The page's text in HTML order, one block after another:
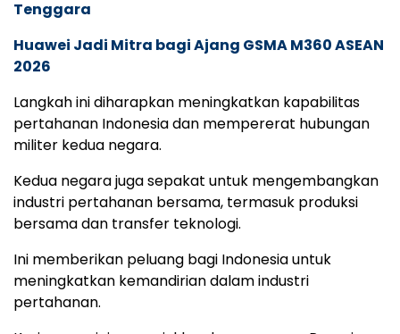
Tenggara
Huawei Jadi Mitra bagi Ajang GSMA M360 ASEAN
2026
Langkah ini diharapkan meningkatkan kapabilitas
pertahanan Indonesia dan mempererat hubungan
militer kedua negara.
Kedua negara juga sepakat untuk mengembangkan
industri pertahanan bersama, termasuk produksi
bersama dan transfer teknologi.
Ini memberikan peluang bagi Indonesia untuk
meningkatkan kemandirian dalam industri
pertahanan.